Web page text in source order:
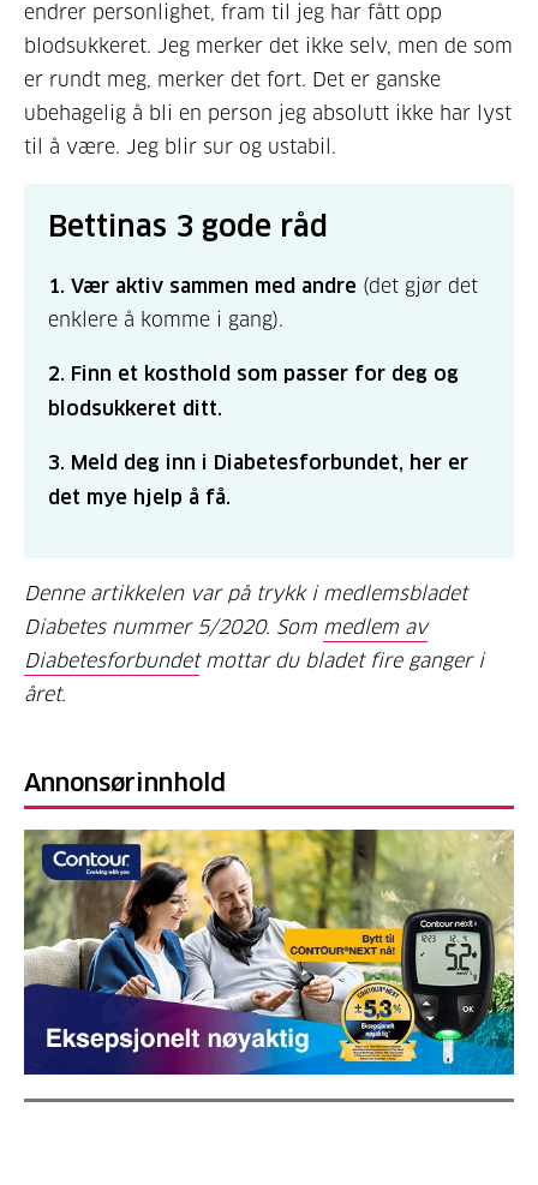
endrer personlighet, fram til jeg har fått opp
blodsukkeret. Jeg merker det ikke selv, men de som
er rundt meg, merker det fort. Det er ganske
ubehagelig å bli en person jeg absolutt ikke har lyst
til å være. Jeg blir sur og ustabil.
Bettinas 3 gode råd
1. Vær aktiv sammen med andre (det gjør det
enklere å komme i gang).
2. Finn et kosthold som passer for deg og
blodsukkeret ditt.
3. Meld deg inn i Diabetesforbundet, her er
det mye hjelp å få.
Denne artikkelen var på trykk i medlemsbladet
Diabetes nummer 5/2020. Som medlem av
Diabetesforbundetmottar du bladet fire ganger i
året.
Annonsørinnhold